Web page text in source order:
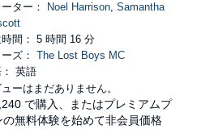
ター：
Noel Harrison, Samantha
間： 5 時間 16 分
ズ： The Lost Boys MC
英語
ーはまだありません。
で購入、またはプレミアムプ
の無料体験を始めて非会員価格